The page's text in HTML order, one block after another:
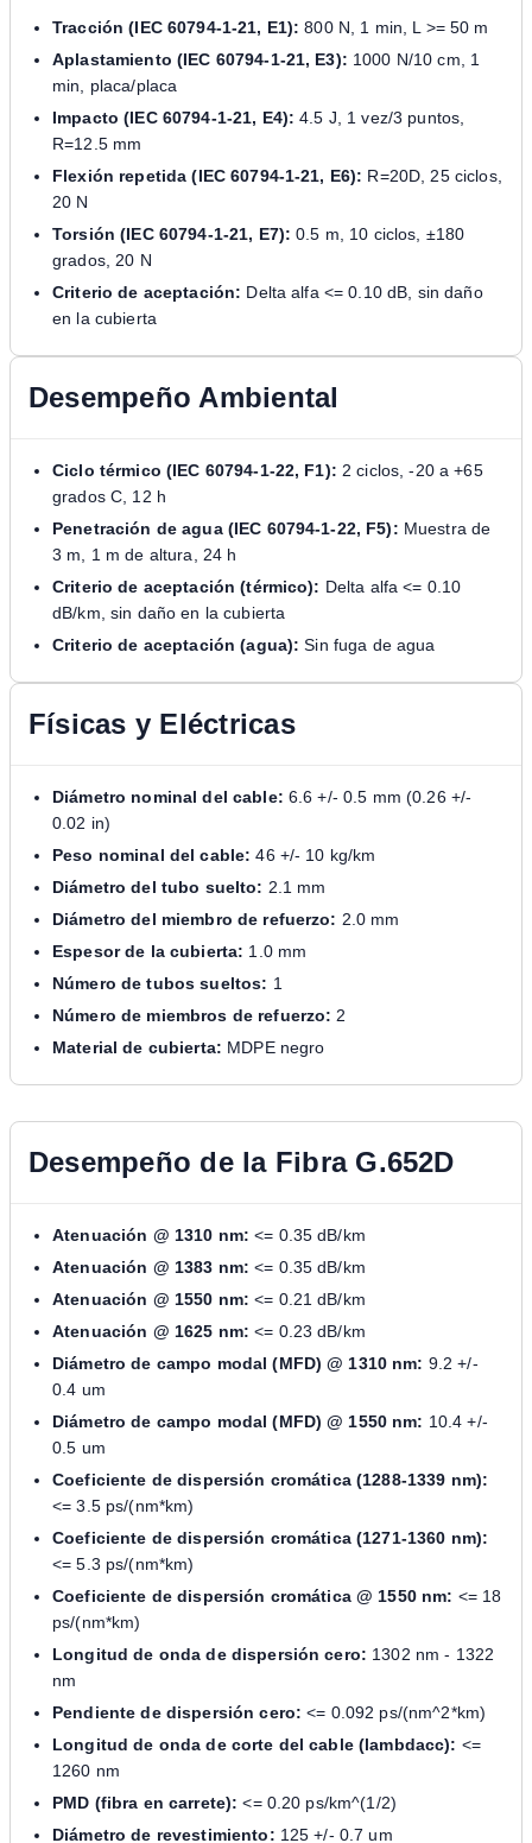
Tracción (IEC 60794-1-21, E1): 800 N, 1 min, L >= 50 m
Aplastamiento (IEC 60794-1-21, E3): 1000 N/10 cm, 1
min, placa/placa
Impacto (IEC 60794-1-21, E4): 4.5 J, 1 vez/3 puntos,
R=12.5 mm
Flexión repetida (IEC 60794-1-21, E6): R=20D, 25 ciclos,
20 N
Torsión (IEC 60794-1-21, E7): 0.5 m, 10 ciclos, ±180
grados, 20 N
Criterio de aceptación: Delta alfa <= 0.10 dB, sin daño
en la cubierta
Desempeño Ambiental
Ciclo térmico (IEC 60794-1-22, F1): 2 ciclos, -20 a +65
grados C, 12 h
Penetración de agua (IEC 60794-1-22, F5): Muestra de
3 m, 1 m de altura, 24 h
Criterio de aceptación (térmico): Delta alfa <= 0.10
dB/km, sin daño en la cubierta
Criterio de aceptación (agua): Sin fuga de agua
Físicas y Eléctricas
Diámetro nominal del cable: 6.6 +/- 0.5 mm (0.26 +/-
0.02 in)
Peso nominal del cable: 46 +/- 10 kg/km
Diámetro del tubo suelto: 2.1 mm
Diámetro del miembro de refuerzo: 2.0 mm
Espesor de la cubierta: 1.0 mm
Número de tubos sueltos: 1
Número de miembros de refuerzo: 2
Material de cubierta: MDPE negro
Desempeño de la Fibra G.652D
Atenuación @ 1310 nm: <= 0.35 dB/km
Atenuación @ 1383 nm: <= 0.35 dB/km
Atenuación @ 1550 nm: <= 0.21 dB/km
Atenuación @ 1625 nm: <= 0.23 dB/km
Diámetro de campo modal (MFD) @ 1310 nm: 9.2 +/-
0.4 um
Diámetro de campo modal (MFD) @ 1550 nm: 10.4 +/-
0.5 um
Coeficiente de dispersión cromática (1288-1339 nm):
<= 3.5 ps/(nm*km)
Coeficiente de dispersión cromática (1271-1360 nm):
<= 5.3 ps/(nm*km)
Coeficiente de dispersión cromática @ 1550 nm: <= 18
ps/(nm*km)
Longitud de onda de dispersión cero: 1302 nm - 1322
nm
Pendiente de dispersión cero: <= 0.092 ps/(nm^2*km)
Longitud de onda de corte del cable (lambdacc): <=
1260 nm
PMD (fibra en carrete): <= 0.20 ps/km^(1/2)
Diámetro de revestimiento: 125 +/- 0.7 um